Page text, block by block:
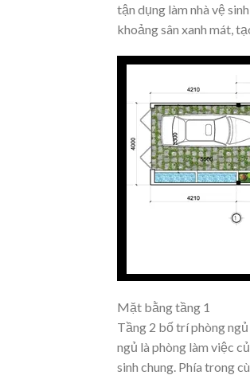
tận dụng làm nhà vệ
khoảng sân xanh mát,
Mặt bằng tầng 1
Tầng 2 bố trí phòng
ngủ là phòng làm việc
sinh chung. Phía trong